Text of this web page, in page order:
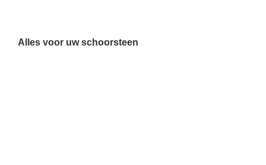
Alles voor uw schoorsteen